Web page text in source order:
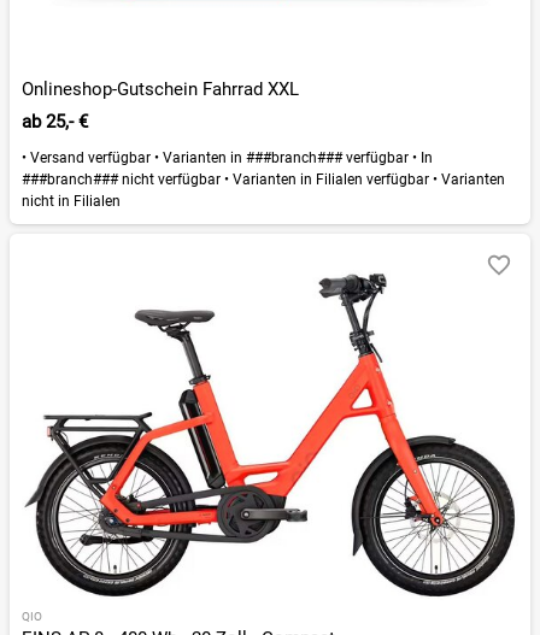
Onlineshop-Gutschein Fahrrad XXL
ab25,- €
• Versand verfügbar • Varianten in ###branch### verfügbar • In
###branch### nicht verfügbar • Varianten in Filialen verfügbar • Varianten
nicht in Filialen
QIO